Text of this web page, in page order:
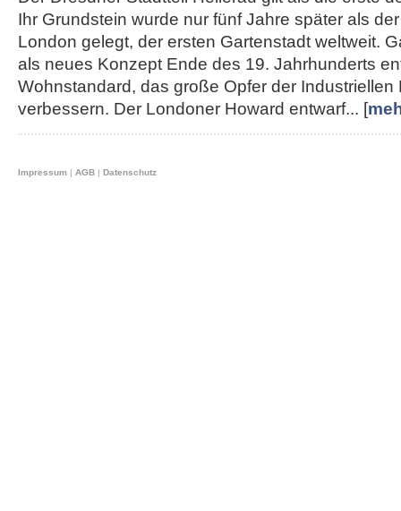
Ihr Grundstein wurde nur fünf Jahre später als
London gelegt, der ersten Gartenstadt weltweit.
als neues Konzept Ende des 19. Jahrhunderts
Wohnstandard, das große Opfer der Industriellen
verbessern. Der Londoner Howard entwarf... [
Impressum | AGB | Datenschutz